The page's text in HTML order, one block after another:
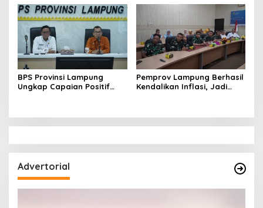
Serap Aspirasi Masyarakat
Lampung-1 Berbasis AI
BPS Provinsi Lampung
Ungkap Capaian Positif
Pemprov Lampung Berhasil
Kendalikan Inflasi, Jadi
Advertorial